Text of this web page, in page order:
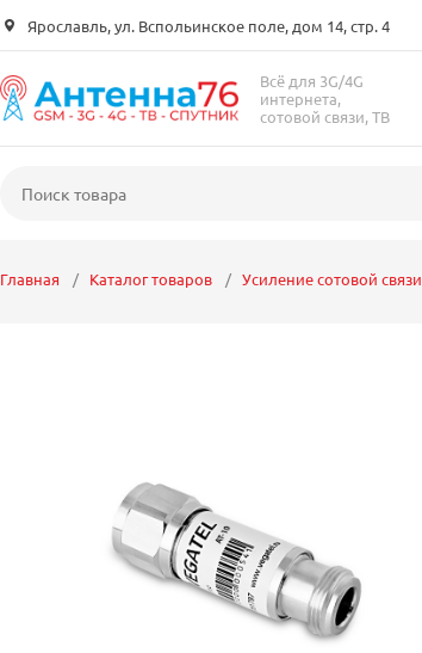
Ярославль, ул. Вспольинское поле, дом 14, стр. 4
Всё для 3G/4G
интернета,
сотовой связи, ТВ
Главная Каталог товаров Усиление сотовой связи